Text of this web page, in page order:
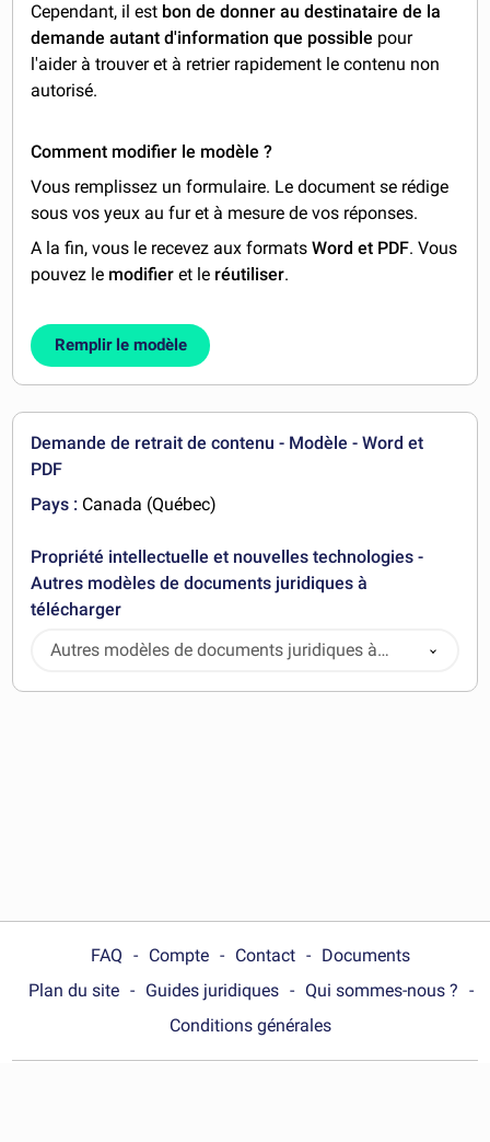
Cependant, il est bon de donner au destinataire de la
demande autant d'information que possible pour
l'aider à trouver et à retrier rapidement le contenu non
autorisé.
Comment modifier le modèle ?
Vous remplissez un formulaire. Le document se rédige
sous vos yeux au fur et à mesure de vos réponses.
A la fin, vous le recevez aux formatsWord et PDF. Vous
pouvez le modifier et le réutiliser.
Remplir le modèle
Demande de retrait de contenu - Modèle - Word et
PDF
Pays : Canada (Québec)
Propriété intellectuelle et nouvelles technologies -
Autres modèles de documents juridiques à
télécharger
Autres modèles de documents juridiques à
télécharger
FAQ Compte Contact
Documents
Plan du site
Guides juridiques
Qui sommes-nous ?
Conditions générales